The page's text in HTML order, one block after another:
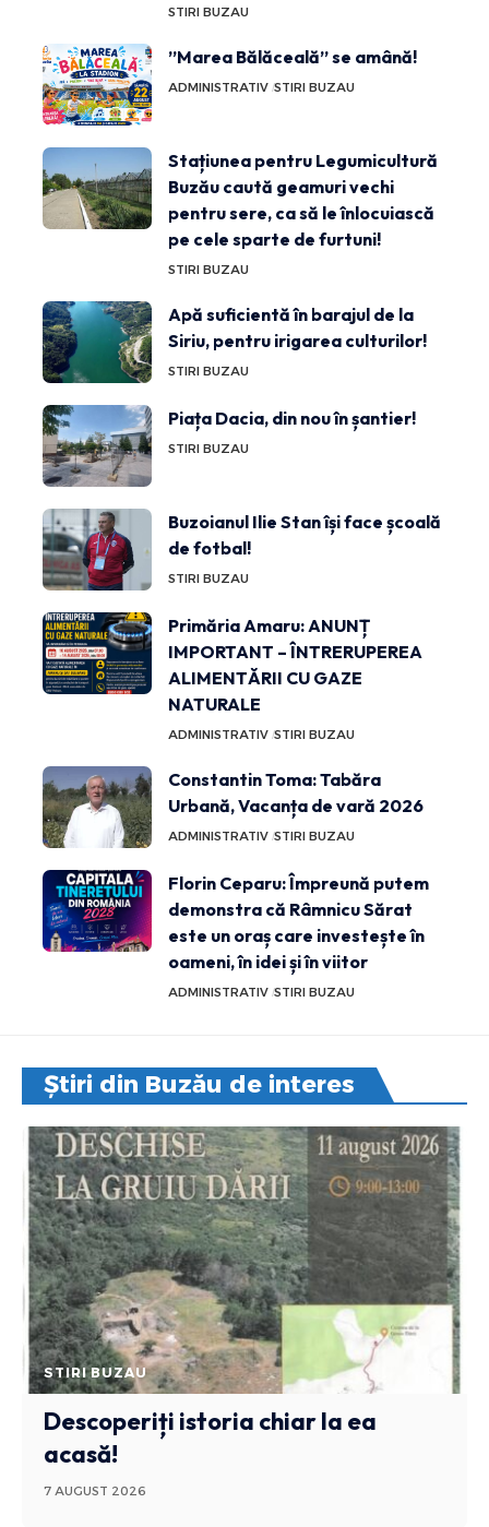
STIRI BUZAU
”Marea Bălăceală” se amână!
ADMINISTRATIV STIRI BUZAU
Stațiunea pentru Legumicultură
Buzău caută geamuri vechi
pentru sere, ca să le înlocuiască
pe cele sparte de furtuni!
STIRI BUZAU
Apă suficientă în barajul de la
Siriu, pentru irigarea culturilor!
STIRI BUZAU
Piața Dacia, din nou în șantier!
STIRI BUZAU
Buzoianul Ilie Stan își face școală
de fotbal!
STIRI BUZAU
Primăria Amaru: ANUNȚ
IMPORTANT – ÎNTRERUPEREA
ALIMENTĂRII CU GAZE
NATURALE
ADMINISTRATIV STIRI BUZAU
Constantin Toma: Tabăra
Urbană, Vacanța de vară 2026
ADMINISTRATIV STIRI BUZAU
Florin Ceparu: Împreună putem
demonstra că Râmnicu Sărat
este un oraș care investește în
oameni, în idei și în viitor
ADMINISTRATIV STIRI BUZAU
Știri din Buzău de interes
STIRI BUZAU
Descoperiți istoria chiar la ea
acasă!
7 AUGUST 2026